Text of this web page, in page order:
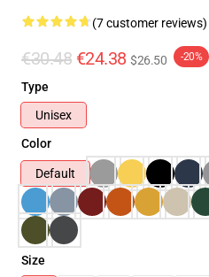
(7 customer reviews)
€30.48 €24.38 $26.50 -20%
Type
Unisex
Color
Default
Size